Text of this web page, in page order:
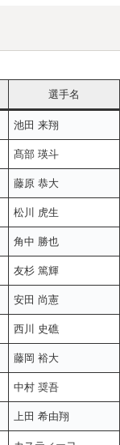
選手名
池田 来翔
髙部 瑛斗
藤原 恭大
松川 虎生
角中 勝也
友杉 篤輝
安田 尚憲
西川 史礁
藤岡 裕大
中村 奨吾
上田 希由翔